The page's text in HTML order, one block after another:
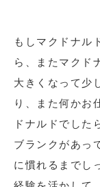
もしマクドナル
ら、またマクド
大きくなって少
り、また何かお
ドナルドでした
ブランクがあっ
に慣れるまでし